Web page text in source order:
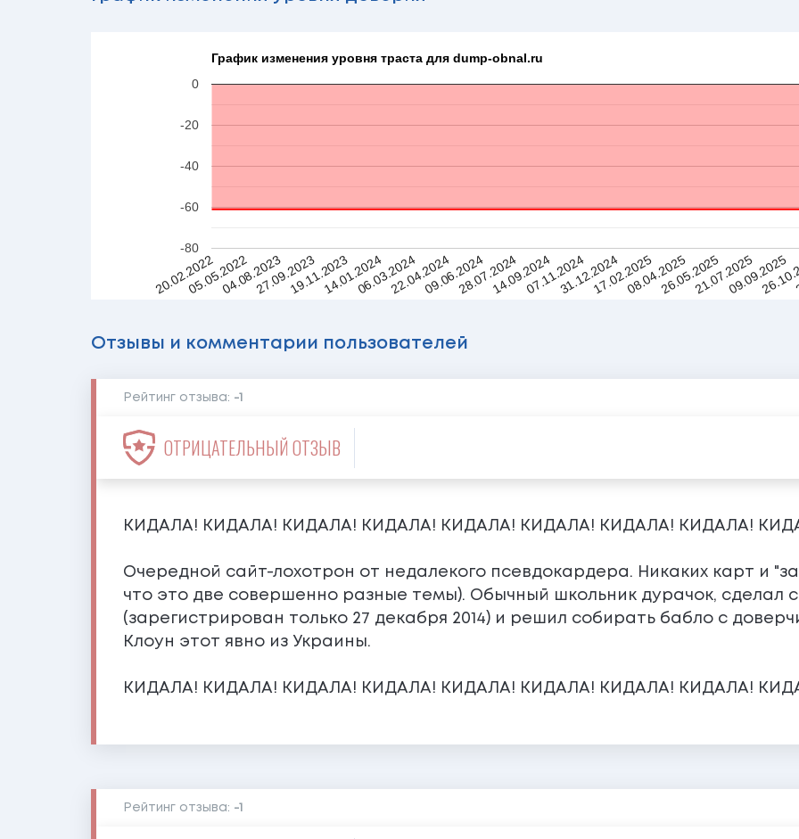
График изменения уровня траста для dump-obnal.ru
20.02.202205.05.202204.08.202327.09.202319.11.202314.01.202406.03.202422.04.202409.06.202428.07.202414.09.202407.11.202431.12.202417.02.202508.04.202526.05.202521.07.202509.09.2025
-80
-60
-40
-20
0
Отзывы и комментарии пользователей
Рейтинг отзыва: -1
ОТРИЦАТЕЛЬНЫЙ ОТЗЫВ
КИДАЛА! КИДАЛА! КИДАЛА! КИДАЛА! КИДАЛА! КИДАЛА! КИДАЛА! КИДАЛА!
Очередной сайт-лохотрон от недалекого псевдокардера. Никаких карт и
что это две совершенно разные темы). Обычный школьник дурачок, сделал
(зарегистрирован только 27 декабря 2014) и решил собирать бабло с
Клоун этот явно из Украины.
КИДАЛА! КИДАЛА! КИДАЛА! КИДАЛА! КИДАЛА! КИДАЛА! КИДАЛА! КИДАЛА!
Рейтинг отзыва: -1